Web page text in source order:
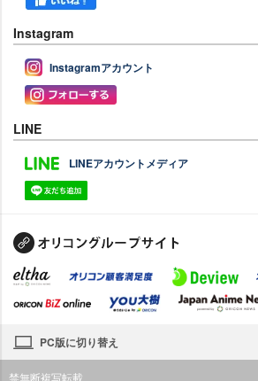
Instagram
Instagramアカウント
LINE
LINEアカウントメディア
PC版に切り替え
禁無断複写転載